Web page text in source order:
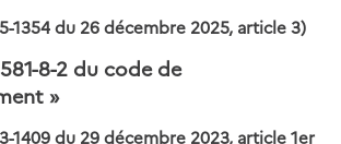
1354 du 26 décembre 2025, article 3)
8-2 du code de
»
1409 du 29 décembre 2023, article 1er